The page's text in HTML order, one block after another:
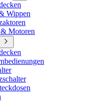
Wippen
Motoren